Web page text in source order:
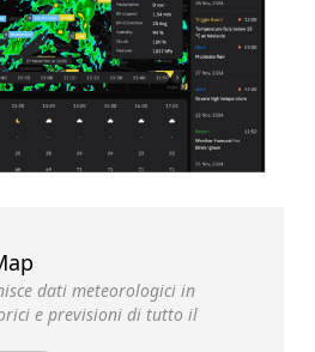
dati meteorologici in
e previsioni di tutto il